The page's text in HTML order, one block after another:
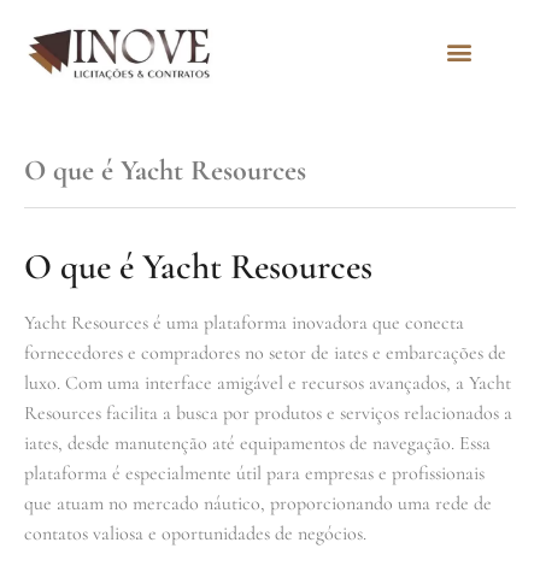
O que é Yacht Resources
O que é Yacht Resources
Yacht Resources é uma plataforma inovadora que conecta
fornecedores e compradores no setor de iates e embarcações de
luxo. Com uma interface amigável e recursos avançados, a Yacht
Resources facilita a busca por produtos e serviços relacionados a
iates, desde manutenção até equipamentos de navegação. Essa
plataforma é especialmente útil para empresas e profissionais
que atuam no mercado náutico, proporcionando uma rede de
contatos valiosa e oportunidades de negócios.